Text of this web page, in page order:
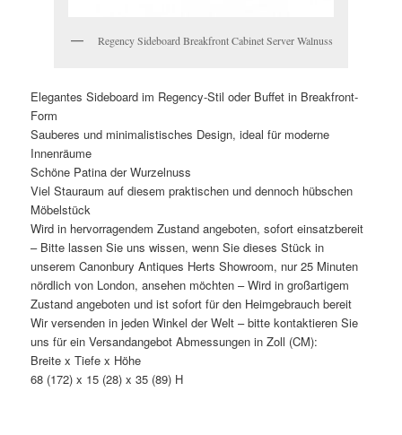
Regency Sideboard Breakfront Cabinet Server Walnuss
Elegantes Sideboard im Regency-Stil oder Buffet in Breakfront-
Form
Sauberes und minimalistisches Design, ideal für moderne
Innenräume
Schöne Patina der Wurzelnuss
Viel Stauraum auf diesem praktischen und dennoch hübschen
Möbelstück
Wird in hervorragendem Zustand angeboten, sofort einsatzbereit
– Bitte lassen Sie uns wissen, wenn Sie dieses Stück in
unserem Canonbury Antiques Herts Showroom, nur 25 Minuten
nördlich von London, ansehen möchten – Wird in großartigem
Zustand angeboten und ist sofort für den Heimgebrauch bereit
Wir versenden in jeden Winkel der Welt – bitte kontaktieren Sie
uns für ein Versandangebot Abmessungen in Zoll (CM):
Breite x Tiefe x Höhe
68 (172) x 15 (28) x 35 (89) H